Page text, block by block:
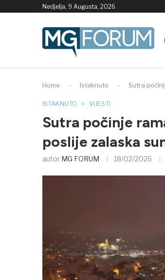
Nedjelja, 9 Augusta, 2026
Home - Istaknuto - Sutra
ISTAKNUTO VIJESTI
Sutra počinje
poslije zalaska
autor MG FORUM 18/02/2026